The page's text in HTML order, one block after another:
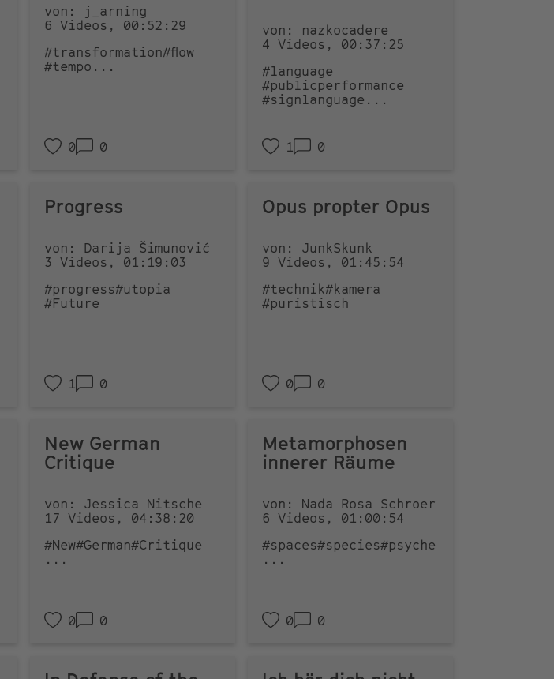
von: j_arning
6 Videos, 00:52:29
#transformation#flow
#tempo ...
0 0
von: nazkocadere
4 Videos, 00:37:25
#language
#publicperformance
#signlanguage ...
1 0
Progress
von: Darija Šimunović
3 Videos, 01:19:03
#progress#utopia
#Future
1 0
Opus propter Opus
von: JunkSkunk
9 Videos, 01:45:54
#technik#kamera
#puristisch
0 0
New German
Critique
von: Jessica Nitsche
17 Videos, 04:38:20
#New#German#Critique
...
0 0
Metamorphosen
innerer Räume
von: Nada Rosa Schroer
6 Videos, 01:00:54
#spaces#species#psyche
...
0 0